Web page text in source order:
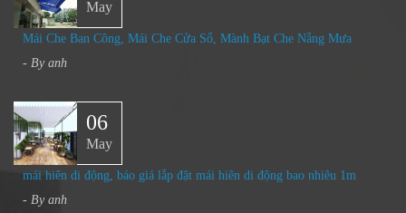
May
Mái Che Ban Công, Mái Che Cửa Sổ, Mành Bạt Che Nắng Mưa
- By anh
06
May
mái hiên di động, báo giá lắp đặt mái hiên di động bao nhiêu 1m
- By anh